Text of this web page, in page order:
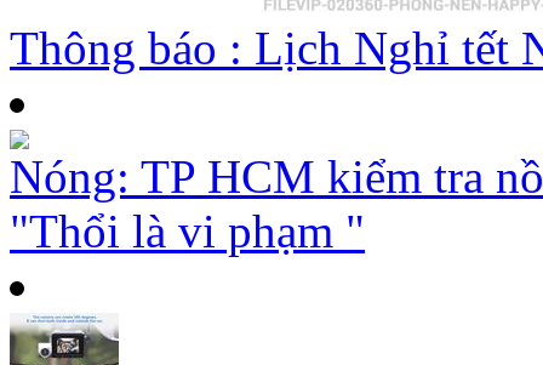
Thông báo : Lịch Nghỉ tết
Nóng: TP HCM kiểm tra
"Thổi là vi phạm "